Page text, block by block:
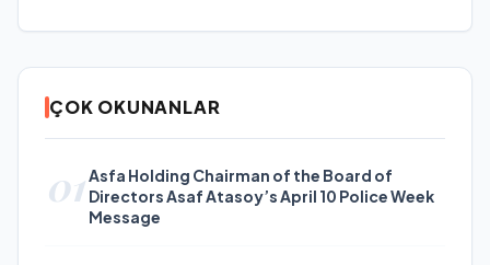
ÇOK OKUNANLAR
01Asfa Holding Chairman of the Board of
Directors Asaf Atasoy’s April 10 Police Week
Message